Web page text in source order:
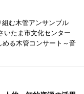
む木管アンサンブル
いたま市文化センター
める木管コンサート～音